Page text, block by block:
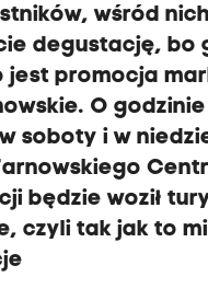
wśród nich
degustację, bo
jest promocja
O godzinie
soboty i w
będzie woził
czyli tak jak to